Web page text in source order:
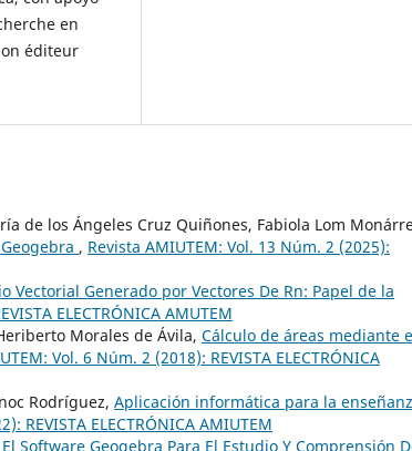
en
éditeur
de los Ángeles Cruz Quiñones, Fabiola Lom
, Revista AMIUTEM: Vol. 13 Núm. 2 (2025):
Vectorial Generado por Vectores De Rn: Papel de la
ELECTRÓNICA AMUTEM
Morales de Ávila, Cálculo de áreas mediante
Vol. 6 Núm. 2 (2018): REVISTA ELECTRÓNICA
Rodríguez, Aplicación informática para la
REVISTA ELECTRÓNICA AMIUTEM
Software Geogebra Para El Estudio Y Comprensión